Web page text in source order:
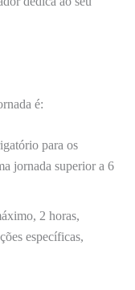
é:
para os
jornada superior a 6
2 horas,
específicas,